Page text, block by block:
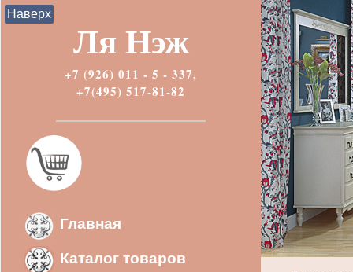
Ля Нэж
+7 (926) 011 - 5 - 337,
+7(495) 517-81-82
Главная
Каталог товаров
Наверх